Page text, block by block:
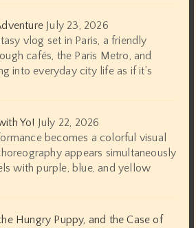
July 23, 2026
vlog set in Paris, a friendly
cafés, the Paris Metro, and
into everyday city life as if it’s
Yo! July 22, 2026
becomes a colorful visual
appears simultaneously
with purple, blue, and yellow
Hungry Puppy, and the Case of